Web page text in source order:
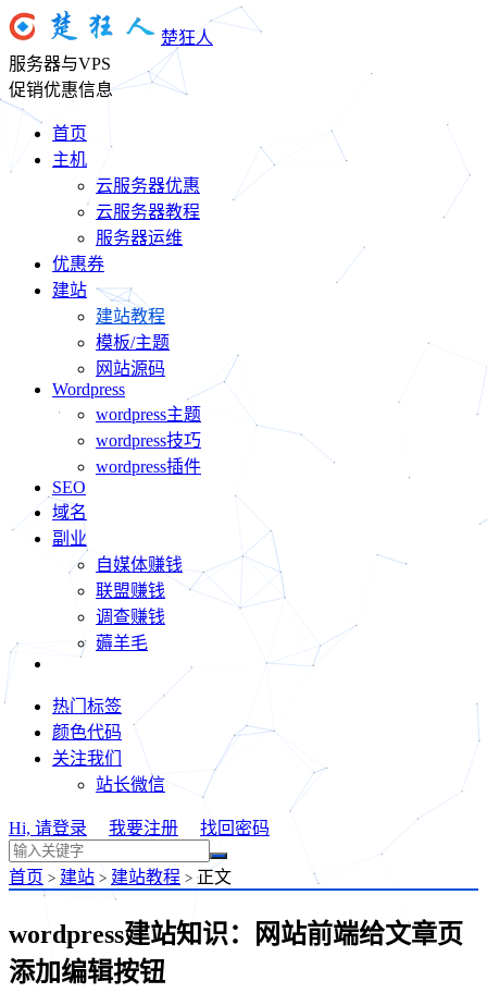
楚狂人
服务器与VPS
促销优惠信息
首页
主机
云服务器优惠
云服务器教程
服务器运维
优惠券
建站
建站教程
模板/主题
网站源码
Wordpress
wordpress主题
wordpress技巧
wordpress插件
SEO
域名
副业
自媒体赚钱
联盟赚钱
调查赚钱
薅羊毛
热门标签
颜色代码
关注我们
站长微信
Hi, 请登录 我要注册 找回密码
首页 > 建站 > 建站教程 > 正文
wordpress建站知识：网站前端给文章页
添加编辑按钮